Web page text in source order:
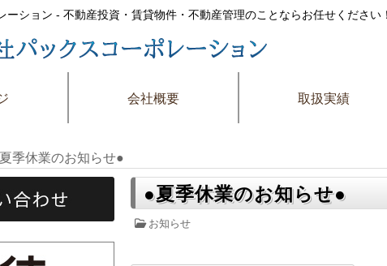
ーション - 不動産投資・賃貸物件・不動産管理のことならお任せください！
会社概要 取扱実績
季休業のお知らせ●
●夏季休業のお知らせ●
お知らせ